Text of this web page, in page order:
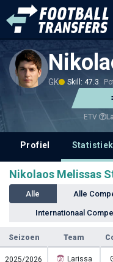
GK Skill: 47.3
ETV
Profiel
Nikolaos Melissas
Alle Alle
Internationaal
Seizoen Team
2025/2026 Larissa